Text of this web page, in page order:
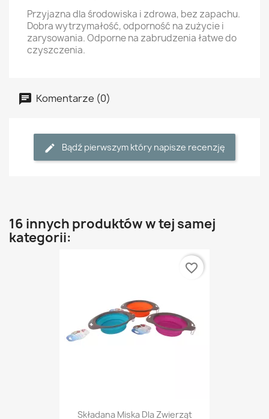
Przyjazna dla środowiska i zdrowa, bez zapachu.
Dobra wytrzymałość, odporność na zużycie i
zarysowania. Odporne na zabrudzenia łatwe do
czyszczenia.
Komentarze (0)
Bądź pierwszym który napisze recenzję
16 innych produktów w tej samej
kategorii:
Składana Miska Dla Zwierząt
favorite_border